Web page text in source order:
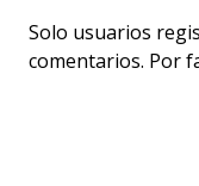
Solo usuarios
comentarios. Por